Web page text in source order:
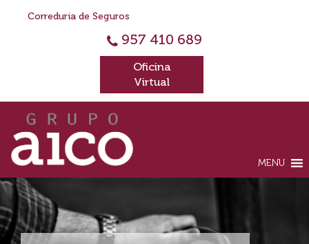
Correduría de Seguros
957 410 689
Oficina
Virtual
MENU